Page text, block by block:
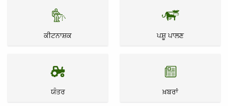
ਕੀਟਨਾਸ਼ਕ ਪਸ਼ੂ ਪਾਲਣ
ਯੰਤਰ ਖ਼ਬਰਾਂ